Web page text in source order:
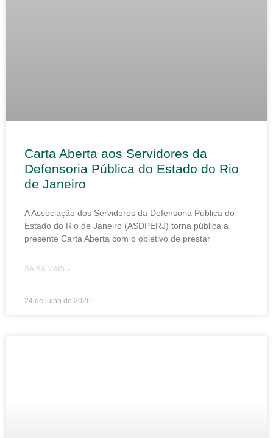
Carta Aberta aos Servidores da
Defensoria Pública do Estado do Rio
de Janeiro
A Associação dos Servidores da Defensoria Pública do
Estado do Rio de Janeiro (ASDPERJ) torna pública a
presente Carta Aberta com o objetivo de prestar
SAIBA MAIS »
24 de julho de 2026